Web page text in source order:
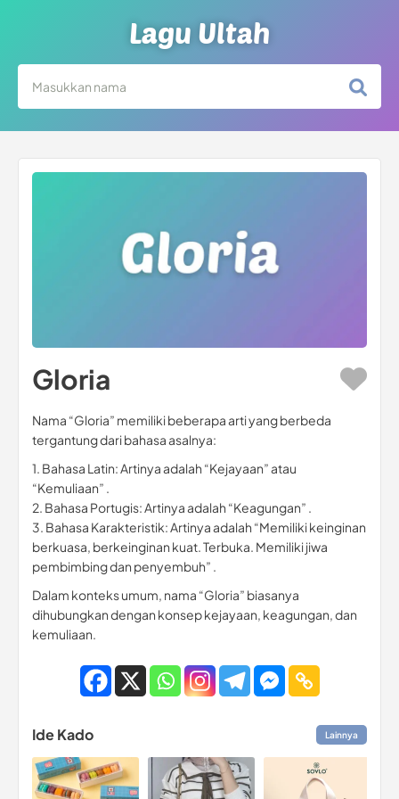
Lagu Ultah
Gloria
Nama “Gloria” memiliki beberapa arti yang berbeda
tergantung dari bahasa asalnya:
1. Bahasa Latin: Artinya adalah “Kejayaan” atau
“Kemuliaan” .
2. Bahasa Portugis: Artinya adalah “Keagungan” .
3. Bahasa Karakteristik: Artinya adalah “Memiliki keinginan
berkuasa, berkeinginan kuat. Terbuka. Memiliki jiwa
pembimbing dan penyembuh” .
Dalam konteks umum, nama “Gloria” biasanya
dihubungkan dengan konsep kejayaan, keagungan, dan
kemuliaan.
Ide Kado Lainnya